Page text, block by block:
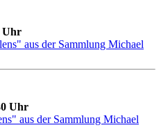
Uhr
aus der Sammlung Michael
Uhr
aus der Sammlung Michael